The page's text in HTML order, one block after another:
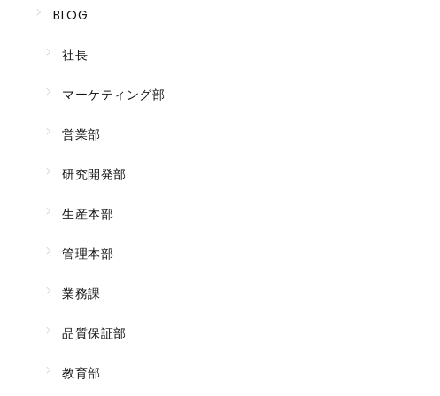
BLOG
社長
マーケティング部
営業部
研究開発部
生産本部
管理本部
業務課
品質保証部
教育部